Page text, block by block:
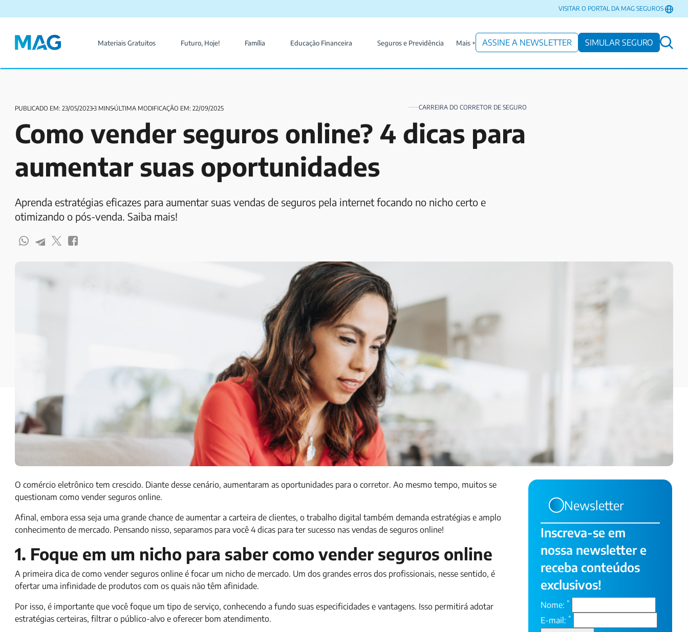
VISITAR O PORTAL DA MAG SEGUROS
Materiais Gratuitos Futuro, Hoje! Família Educação Financeira Seguros e Previdência Mais + ASSINE A NEWSLETTER SIMULAR SEGURO
PUBLICADO EM: 23/05/20233 MINS ÚLTIMA MODIFICAÇÃO EM: 22/09/2025 CARREIRA DO CORRETOR DE SEGURO
Como vender seguros online? 4 dicas para
aumentar suas oportunidades
Aprenda estratégias eficazes para aumentar suas vendas de seguros pela internet focando no nicho certo e
otimizando o pós-venda. Saiba mais!
O comércio eletrônico tem crescido. Diante desse cenário, aumentaram as oportunidades para o corretor. Ao mesmo tempo, muitos se
questionam como vender seguros online.
Afinal, embora essa seja uma grande chance de aumentar a carteira de clientes, o trabalho digital também demanda estratégias e amplo
conhecimento de mercado. Pensando nisso, separamos para você 4 dicas para ter sucesso nas vendas de seguros online!
1. Foque em um nicho para saber como vender seguros online
A primeira dica de como vender seguros online é focar um nicho de mercado. Um dos grandes erros dos profissionais, nesse sentido, é
ofertar uma infinidade de produtos com os quais não têm afinidade.
Por isso, é importante que você foque um tipo de serviço, conhecendo a fundo suas especificidades e vantagens. Isso permitirá adotar
estratégias certeiras, filtrar o público-alvo e oferecer bom atendimento.
Newsletter
Inscreva-se em
nossa newsletter e
receba conteúdos
exclusivos!
Nome: *
E-mail: *